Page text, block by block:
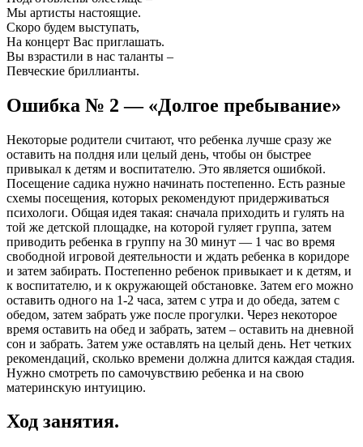
Мы артисты настоящие.
Скоро будем выступать,
На концерт Вас приглашать.
Вы взрастили в нас таланты –
Певческие бриллианты.
Ошибка № 2 — «Долгое пребывание»
Некоторые родители считают, что ребенка лучше сразу же
оставить на полдня или целый день, чтобы он быстрее
привыкал к детям и воспитателю. Это является ошибкой.
Посещение садика нужно начинать постепенно. Есть разные
схемы посещения, которых рекомендуют придерживаться
психологи. Общая идея такая: сначала приходить и гулять на
той же детской площадке, на которой гуляет группа, затем
приводить ребенка в группу на 30 минут — 1 час во время
свободной игровой деятельности и ждать ребенка в коридоре
и затем забирать. Постепенно ребенок привыкает и к детям, и
к воспитателю, и к окружающей обстановке. Затем его можно
оставить одного на 1-2 часа, затем с утра и до обеда, затем с
обедом, затем забрать уже после прогулки. Через некоторое
время оставить на обед и забрать, затем – оставить на дневной
сон и забрать. Затем уже оставлять на целый день. Нет четких
рекомендаций, сколько времени должна длится каждая стадия.
Нужно смотреть по самочувствию ребенка и на свою
материнскую интуицию.
Ход занятия.